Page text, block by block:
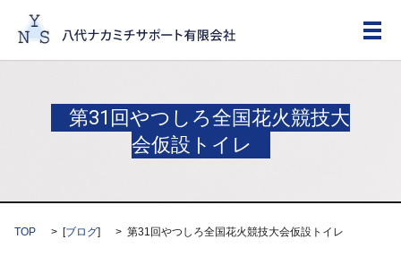
メ
第31回やつしろ全国花火競技大
会仮設トイレ
TOP [ブログ] 第31回やつしろ全国花火競技大会仮設トイレ